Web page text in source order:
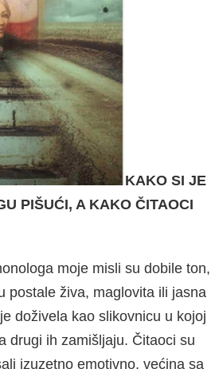
KAKO SI JE
PIŠUĆI, A KAKO ČITAOCI
moje misli su do­bile ton,
postale živa, maglovita ili jasna
do­živela kao slikovnicu u kojoj
drugi ih zamišljaju. Čitaoci su
izuzetno emotivno, većina sa